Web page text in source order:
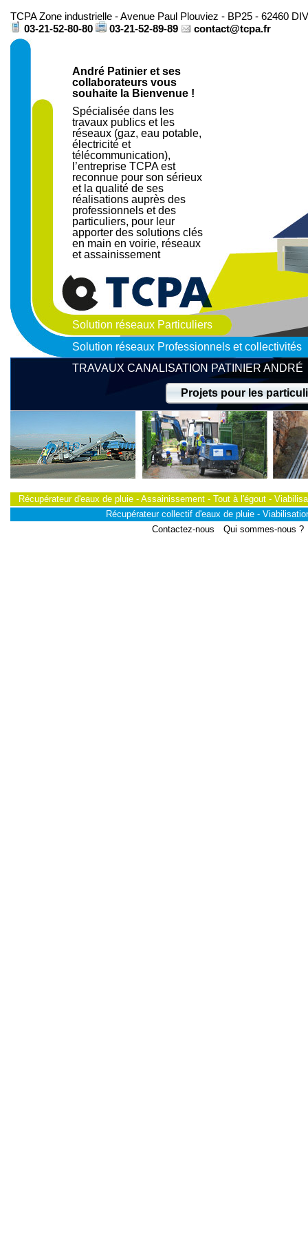
TCPA Zone industrielle - Avenue Paul Plouviez - BP25 - 62460
03-21-52-80-80
03-21-52-89-89 contact@tcpa.fr
André Patinier et ses
collaborateurs vous
souhaite la Bienvenue !
Spécialisée dans les
travaux publics et les
réseaux (gaz, eau potable,
électricité et
télécommunication),
l’entreprise TCPA est
reconnue pour son sérieux
et la qualité de ses
réalisations auprès des
professionnels et des
particuliers, pour leur
apporter des solutions clés
en main en voirie, réseaux
et assainissement
Solution réseaux Particuliers
Solution réseaux Professionnels et collectivités
TRAVAUX CANALISATION PATINIER ANDRÉ
Projets pour les
Récupérateur d'eaux de pluie - Assainissement - Tout à l'égout -
Récupérateur collectif d'eaux de pluie -
Contactez-nous
Qui sommes-nous ?